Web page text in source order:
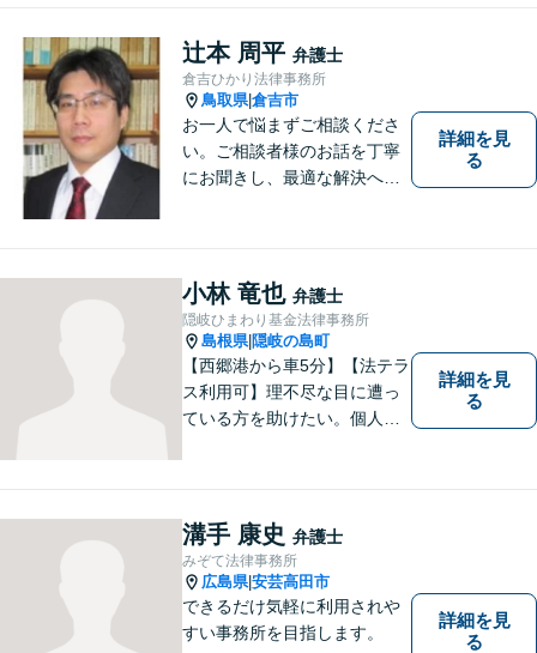
をしてもいいのか」と迷われ
ている方も、お気軽にご相談
ください！【駐車場有】
辻本 周平 弁護士
倉吉ひかり法律事務所
鳥取県|倉吉市
お一人で悩まずご相談くださ
い。ご相談者様のお話を丁寧
にお聞きし、最適な解決へと
詳細を見
る
小林 竜也 弁護士
隠岐ひまわり基金法律事務所
島根県|隠岐の島町
【西郷港から車5分】【法テラ
ス利用可】理不尽な目に遭っ
ている方を助けたい。個人・
え込むことなく、まずはお気
軽にご相談ください。【電話
相談可】
詳細を見
る
溝手 康史 弁護士
みぞて法律事務所
広島県|安芸高田市
できるだけ気軽に利用されや
すい事務所を目指します。
詳細を見
る